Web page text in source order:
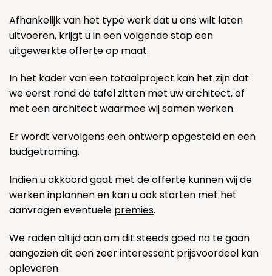
Afhankelijk van het type werk dat u ons wilt laten
uitvoeren, krijgt u in een volgende stap een
uitgewerkte offerte op maat.
In het kader van een totaalproject kan het zijn dat
we eerst rond de tafel zitten met uw architect, of
met een architect waarmee wij samen werken.
Er wordt vervolgens een ontwerp opgesteld en een
budgetraming.
Indien u akkoord gaat met de offerte kunnen wij de
werken inplannen en kan u ook starten met het
aanvragen eventuele premies.
We raden altijd aan om dit steeds goed na te gaan
aangezien dit een zeer interessant prijsvoordeel kan
opleveren.